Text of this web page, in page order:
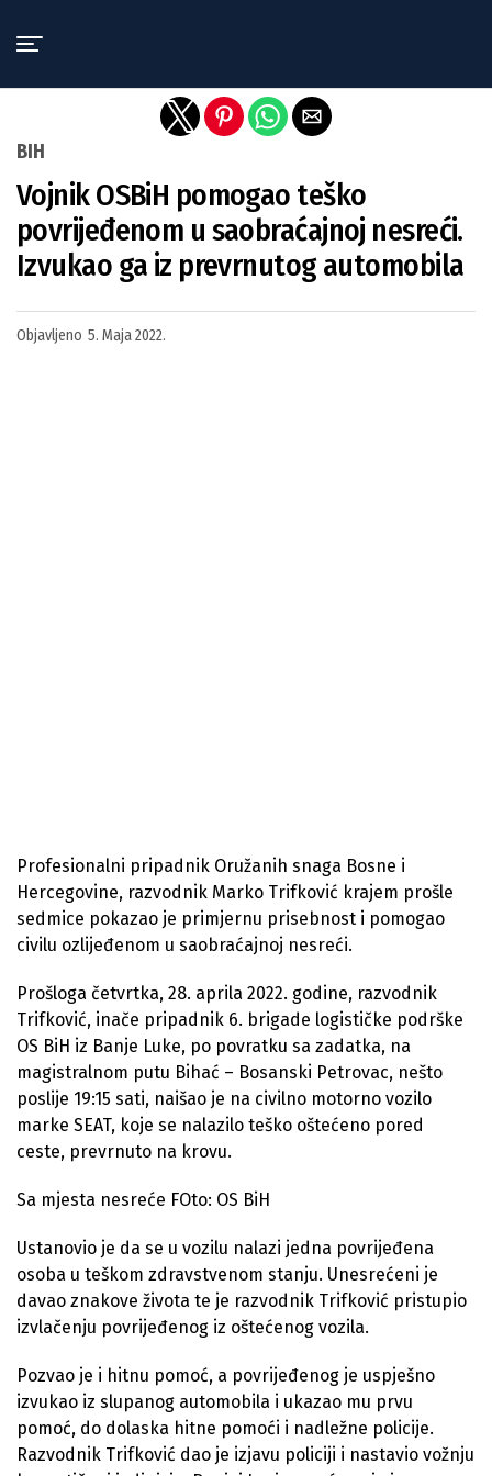
BIH
Vojnik OSBiH pomogao teško
povrijeđenom u saobraćajnoj nesreći.
Izvukao ga iz prevrnutog automobila
Objavljeno 5. Maja 2022.
Profesionalni pripadnik Oružanih snaga Bosne i
Hercegovine, razvodnik Marko Trifković krajem prošle
sedmice pokazao je primjernu prisebnost i pomogao
civilu ozlijeđenom u saobraćajnoj nesreći.
Prošloga četvrtka, 28. aprila 2022. godine, razvodnik
Trifković, inače pripadnik 6. brigade logističke podrške
OS BiH iz Banje Luke, po povratku sa zadatka, na
magistralnom putu Bihać – Bosanski Petrovac, nešto
poslije 19:15 sati, naišao je na civilno motorno vozilo
marke SEAT, koje se nalazilo teško oštećeno pored
ceste, prevrnuto na krovu.
Sa mjesta nesreće FOto: OS BiH
Ustanovio je da se u vozilu nalazi jedna povrijeđena
osoba u teškom zdravstvenom stanju. Unesrećeni je
davao znakove života te je razvodnik Trifković pristupio
izvlačenju povrijeđenog iz oštećenog vozila.
Pozvao je i hitnu pomoć, a povrijeđenog je uspješno
izvukao iz slupanog automobila i ukazao mu prvu
pomoć, do dolaska hitne pomoći i nadležne policije.
Razvodnik Trifković dao je izjavu policiji i nastavio vožnju